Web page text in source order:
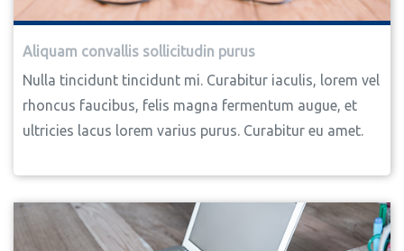
Aliquam convallis sollicitudin purus
Nulla tincidunt tincidunt mi. Curabitur iaculis, lorem vel
rhoncus faucibus, felis magna fermentum augue, et
ultricies lacus lorem varius purus. Curabitur eu amet.